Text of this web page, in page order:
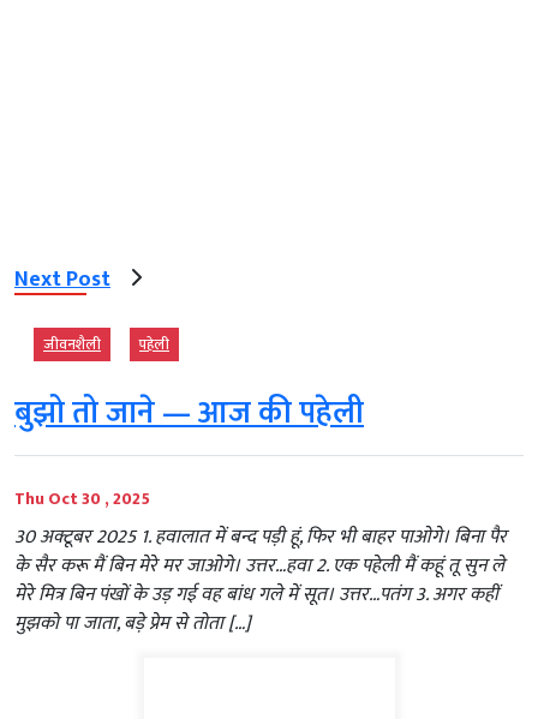
Next Post
जीवनशैली पहेली
बुझो तो जाने — आज की पहेली
Thu Oct 30 , 2025
30 अक्टूबर 2025 1. हवालात में बन्द पड़ी हूं, फिर भी बाहर पाओगे। बिना पैर
के सैर करू मैं बिन मेरे मर जाओगे। उत्तर…हवा 2. एक पहेली मैं कहूं तू सुन ले
मेरे मित्र बिन पंखों के उड़ गई वह बांध गले में सूत। उत्तर…पतंग 3. अगर कहीं
मुझको पा जाता, बड़े प्रेम से तोता […]